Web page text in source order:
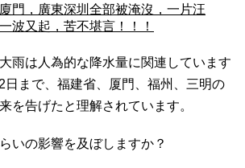
門，廣東深圳全部被淹沒，一片汪
波又起，苦不堪言！！！
雨は人為的な降水量に関連しています
日まで、福建省、厦門、福州、三明の
を告げたと理解されています。
いの影響を及ぼしますか？